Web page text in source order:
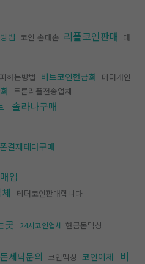
법 코인 손대손 리플코인판매 대
하는방법 비트코인현금화 테더개인
트론리플전송업체
솔라나구매
결제테더구매
입
테더코인판매합니다
곳 24시코인업체 현금돈믹싱
세탁문의 코인믹싱 코인이체
비